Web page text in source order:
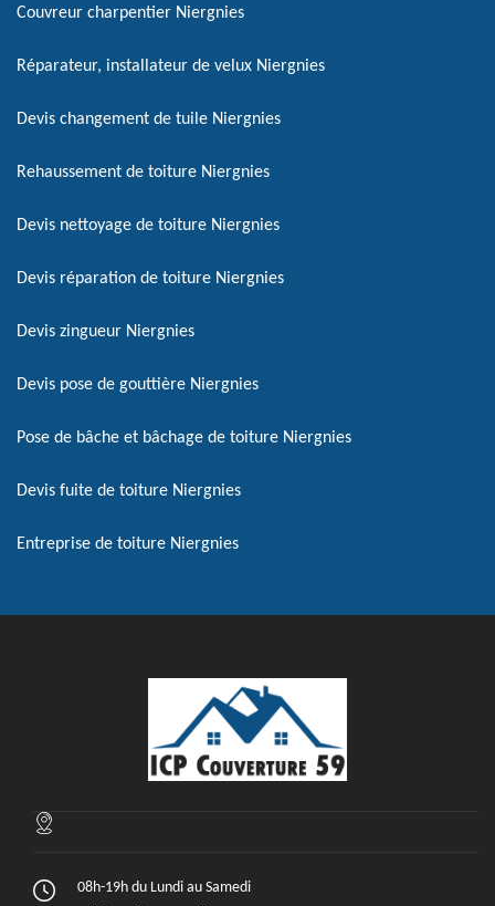
Couvreur charpentier Niergnies
Réparateur, installateur de velux Niergnies
Devis changement de tuile Niergnies
Rehaussement de toiture Niergnies
Devis nettoyage de toiture Niergnies
Devis réparation de toiture Niergnies
Devis zingueur Niergnies
Devis pose de gouttière Niergnies
Pose de bâche et bâchage de toiture Niergnies
Devis fuite de toiture Niergnies
Entreprise de toiture Niergnies
08h-19h du Lundi au Samedi